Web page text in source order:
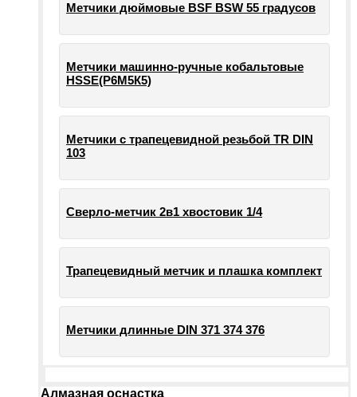
Метчики дюймовые BSF BSW 55 градусов
Метчики машинно-ручные кобальтовые
HSSE(Р6М5К5)
Метчики с трапецевидной резьбой TR DIN
103
Сверло-метчик 2в1 хвостовик 1/4
Трапецевидный метчик и плашка комплект
Метчики длинные DIN 371 374 376
Алмазная оснастка